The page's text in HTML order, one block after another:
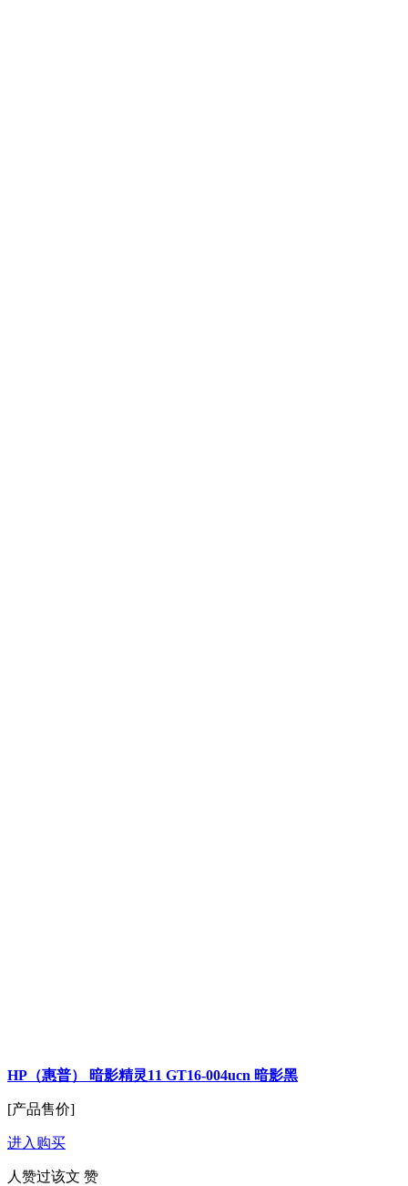
HP（惠普） 暗影精灵11 GT16-004ucn 暗影黑
[产品售价]
进入购买
人赞过该文 赞